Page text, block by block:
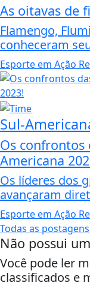
As oitavas de
Flamengo,
conheceram
Esporte em Ação
Sul-
Os confrontos
Americana
Os líderes dos
avançaram
Esporte em Ação
Todas as postagens
Não possui
Você pode ler
classificados e